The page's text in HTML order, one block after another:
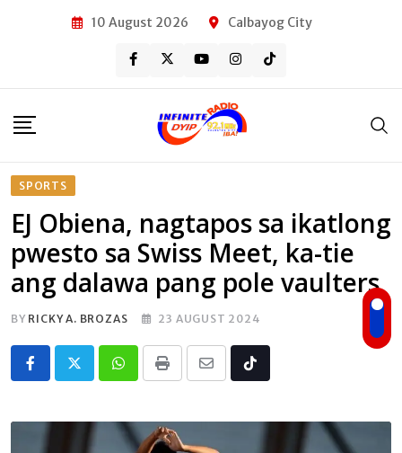
10 August 2026 Calbayog City
SPORTS
EJ Obiena, nagtapos sa ikatlong
pwesto sa Swiss Meet, ka-tie
ang dalawa pang pole vaulters
BY RICKY A. BROZAS 23 AUGUST 2024
Whatsapp
Print
Share
Email
Tiktok